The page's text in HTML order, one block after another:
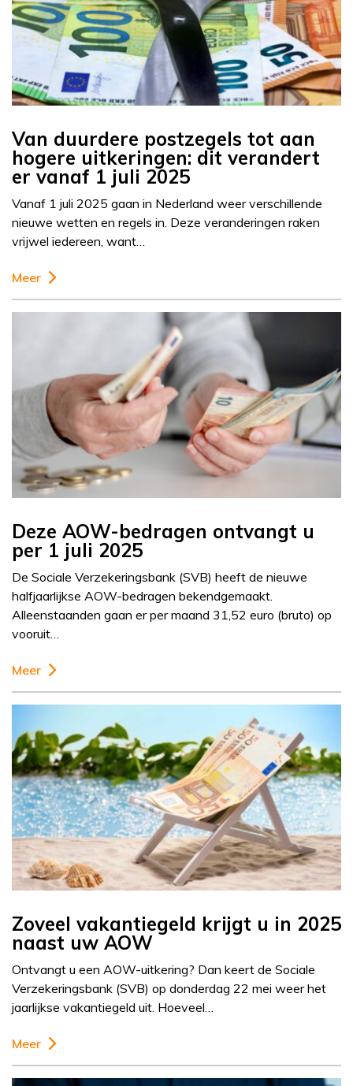
Van duurdere postzegels tot aan
hogere uitkeringen: dit verandert
er vanaf 1 juli 2025
Vanaf 1 juli 2025 gaan in Nederland weer verschillende
nieuwe wetten en regels in. Deze veranderingen raken
vrijwel iedereen, want…
Meer
Deze AOW-bedragen ontvangt u
per 1 juli 2025
De Sociale Verzekeringsbank (SVB) heeft de nieuwe
halfjaarlijkse AOW-bedragen bekendgemaakt.
Alleenstaanden gaan er per maand 31,52 euro (bruto) op
vooruit…
Meer
Zoveel vakantiegeld krijgt u in 2025
naast uw AOW
Ontvangt u een AOW-uitkering? Dan keert de Sociale
Verzekeringsbank (SVB) op donderdag 22 mei weer het
jaarlijkse vakantiegeld uit. Hoeveel…
Meer